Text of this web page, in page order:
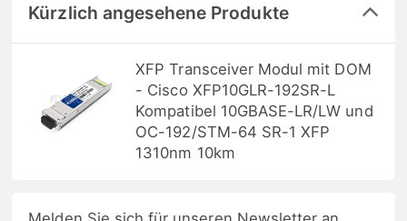
Kürzlich angesehene Produkte
XFP Transceiver Modul mit DOM
- Cisco XFP10GLR-192SR-L
Kompatibel 10GBASE-LR/LW und
OC-192/STM-64 SR-1 XFP
1310nm 10km